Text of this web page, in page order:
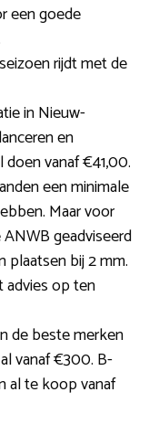
een goede
rijdt met de
in Nieuw-
en
vanaf €41,00.
een minimale
Maar voor
geadviseerd
plaatsen bij 2 mm.
op ten
de beste merken
vanaf €300. B-
al te koop vanaf